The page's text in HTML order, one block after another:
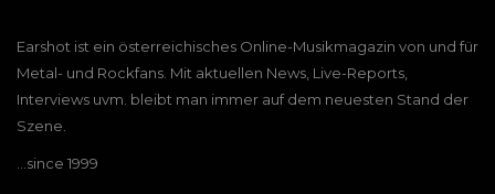
Earshot ist ein österreichisches Online-Musikmagazin von und für
Metal- und Rockfans. Mit aktuellen News, Live-Reports,
Interviews uvm. bleibt man immer auf dem neuesten Stand der
Szene.
…since 1999